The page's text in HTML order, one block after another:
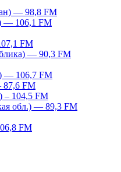
— 98,8 FM
— 106,1 FM
FM
— 90,3 FM
— 106,7 FM
87,6 FM
– 104,5 FM
обл.) — 89,3 FM
FM